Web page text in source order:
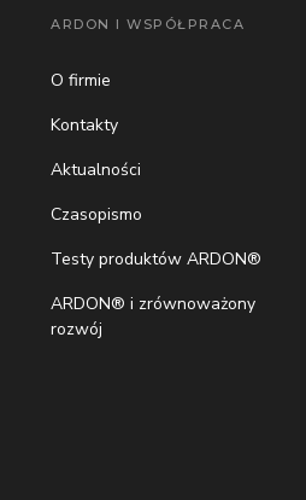
ARDON I WSPÓŁPRACA
O firmie
Kontakty
Aktualności
Czasopismo
Testy produktów ARDON®
ARDON® i zrównoważony
rozwój